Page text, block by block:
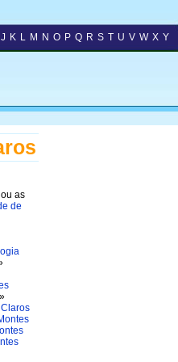
J K L M N O P Q R S T U V W X Y
as
de
»